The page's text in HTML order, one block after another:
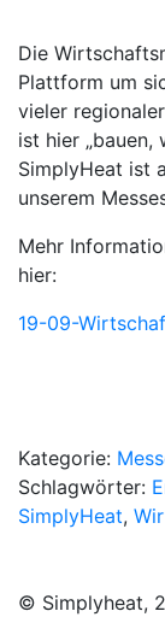
Die
Plattform um
vieler
ist hier „bauen,
SimplyHeat ist
unserem
Mehr
hier:
19-09-
Kategorie:
Schlagwörter:
SimplyHeat,
© Simplyheat,